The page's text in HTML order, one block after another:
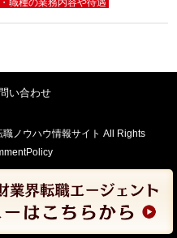
職種の業務内容や待遇
い合わせ
ノウハウ情報サイト All Rights